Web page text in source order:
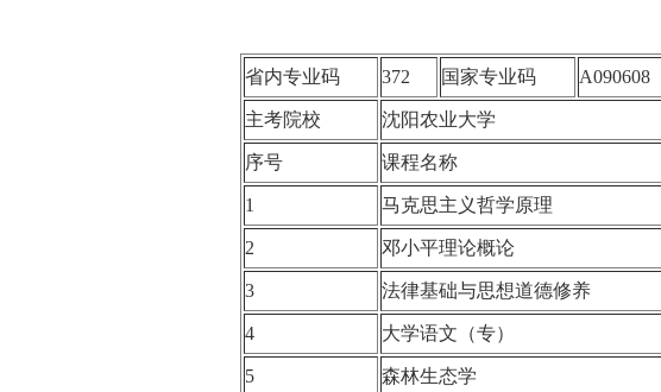
省内专业码 372 国家专业码 A090608
主考院校 沈阳农业大学
序号 课程名称
1 马克思主义哲学原理
2 邓小平理论概论
3 法律基础与思想道德修养
4 大学语文（专）
5 森林生态学